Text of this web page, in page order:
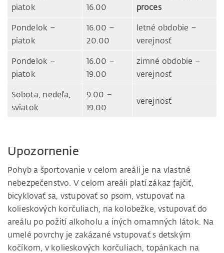
piatok
16.00
proces
Pondelok –
piatok
16.00 –
20.00
letné obdobie –
verejnosť
Pondelok –
piatok
16.00 –
19.00
zimné obdobie –
verejnosť
Sobota, nedeľa,
sviatok
9.00 –
19.00
verejnosť
Upozornenie
Pohyb a športovanie v celom areáli je na vlastné
nebezpečenstvo. V celom areáli platí zákaz fajčiť,
bicyklovať sa, vstupovať so psom, vstupovať na
kolieskových korčuliach, na kolobežke, vstupovať do
areálu po požití alkoholu a iných omamných látok. Na
umelé povrchy je zakázané vstupovať s detským
kočíkom, v kolieskových korčuliach, topánkach na